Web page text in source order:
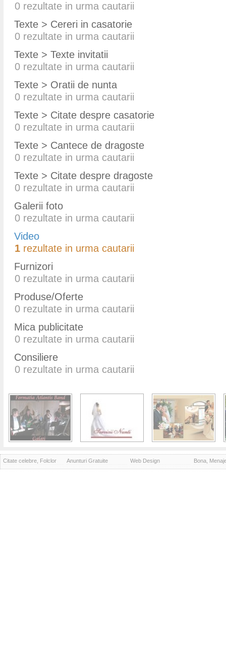
0 rezultate in urma cautarii
Texte > Cereri in casatorie
0 rezultate in urma cautarii
Texte > Texte invitatii
0 rezultate in urma cautarii
Texte > Oratii de nunta
0 rezultate in urma cautarii
Texte > Citate despre casatorie
0 rezultate in urma cautarii
Texte > Cantece de dragoste
0 rezultate in urma cautarii
Texte > Citate despre dragoste
0 rezultate in urma cautarii
Galerii foto
0 rezultate in urma cautarii
Video
1 rezultate in urma cautarii
Furnizori
0 rezultate in urma cautarii
Produse/Oferte
0 rezultate in urma cautarii
Mica publicitate
0 rezultate in urma cautarii
Consiliere
0 rezultate in urma cautarii
Citate celebre, Folclor Anunturi Gratuite Web Design Bona,